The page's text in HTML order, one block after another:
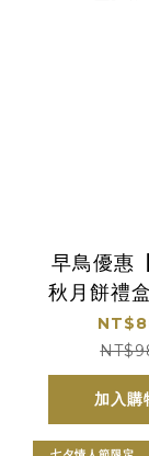
早鳥優惠
秋月餅禮
配
加入購